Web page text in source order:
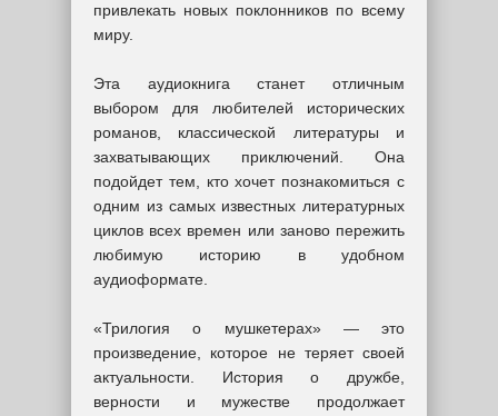
привлекать новых поклонников по всему
миру.
Эта аудиокнига станет отличным
выбором для любителей исторических
романов, классической литературы и
захватывающих приключений. Она
подойдет тем, кто хочет познакомиться с
одним из самых известных литературных
циклов всех времен или заново пережить
любимую историю в удобном
аудиоформате.
«Трилогия о мушкетерах» — это
произведение, которое не теряет своей
актуальности. История о дружбе,
верности и мужестве продолжает